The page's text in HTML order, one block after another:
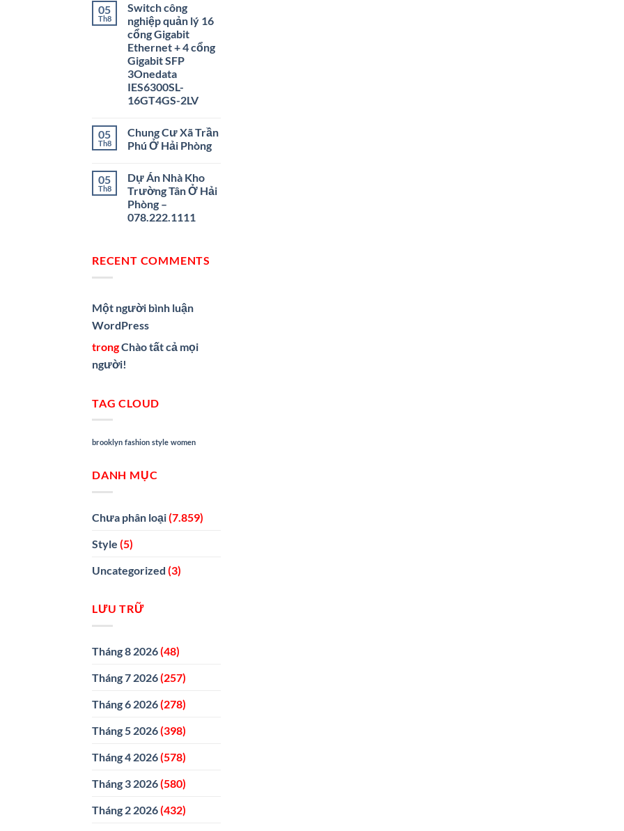
05
Th8
Switch công
nghiệp quản lý 16
cổng Gigabit
Ethernet + 4 cổng
Gigabit SFP
3Onedata
IES6300SL-
16GT4GS-2LV
05
Th8
Chung Cư Xã Trần
Phú Ở Hải Phòng
05
Th8
Dự Án Nhà Kho
Trường Tân Ở Hải
Phòng –
078.222.1111
RECENT COMMENTS
Một người bình luận
WordPress
trongChào tất cả mọi
người!
TAG CLOUD
brooklyn fashion style women
DANH MỤC
Chưa phân loại(7.859)
Style (5)
Uncategorized (3)
LƯU TRỮ
Tháng 8 2026(48)
Tháng 7 2026(257)
Tháng 6 2026(278)
Tháng 5 2026(398)
Tháng 4 2026(578)
Tháng 3 2026(580)
Tháng 2 2026(432)